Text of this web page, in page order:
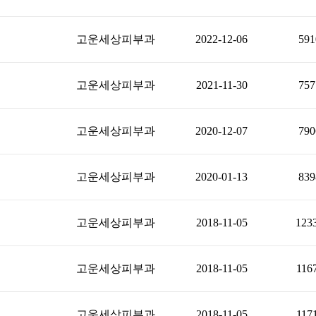
고운세상피부과 2022-12-06
고운세상피부과 2021-11-30
고운세상피부과 2020-12-07
고운세상피부과 2020-01-13
고운세상피부과 2018-11-05
고운세상피부과 2018-11-05